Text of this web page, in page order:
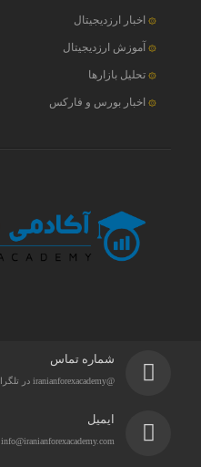
اخبار ارزدیجیتال
آموزش ارزدیجیتال
تحلیل بازارها
اخبار بورس و فارکس
شماره تماس
@iranianforexacademy در تلگرام
ایمیل
info@iranianforexacademy.com